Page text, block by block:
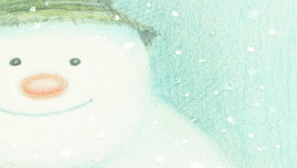
Music Competition